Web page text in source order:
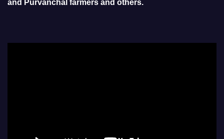
and Purvanchal farmers and others.